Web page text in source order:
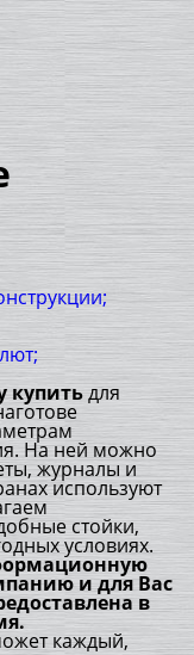
купитьдля
На ней можно
журналы и
используют
стойки,
условиях.
и для Вас
в
каждый,